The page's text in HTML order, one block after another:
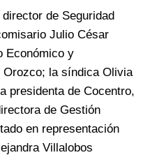
de Seguridad
Julio César
Económico y
la síndica Olivia
presidenta de Cocentro,
de Gestión
en representación
Villalobos